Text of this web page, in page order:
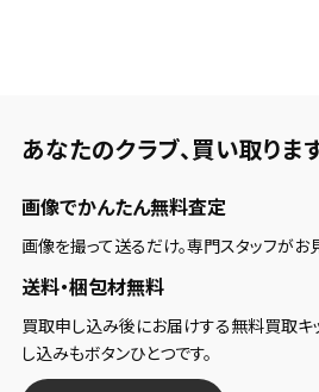
あなたのクラブ、 買い取ります
画像でかんたん無料査定
画像を撮って送るだけ。専門スタッフがお
送料・梱包材無料
買取申し込み後にお届けする無料買取キ
し込みもボタンひとつです。